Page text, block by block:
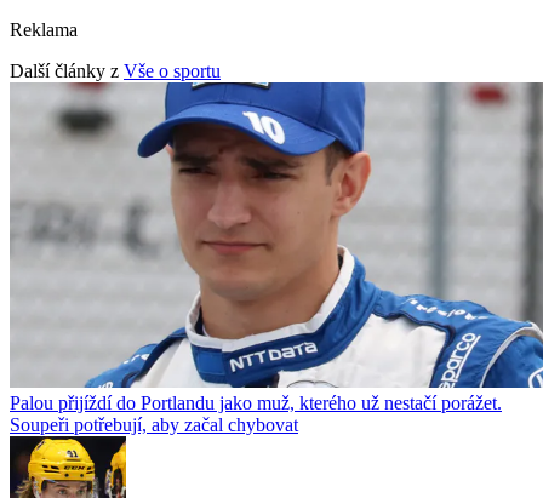
Reklama
Další články z Vše o sportu
Palou přijíždí do Portlandu jako muž, kterého už nestačí porážet.
Soupeři potřebují, aby začal chybovat